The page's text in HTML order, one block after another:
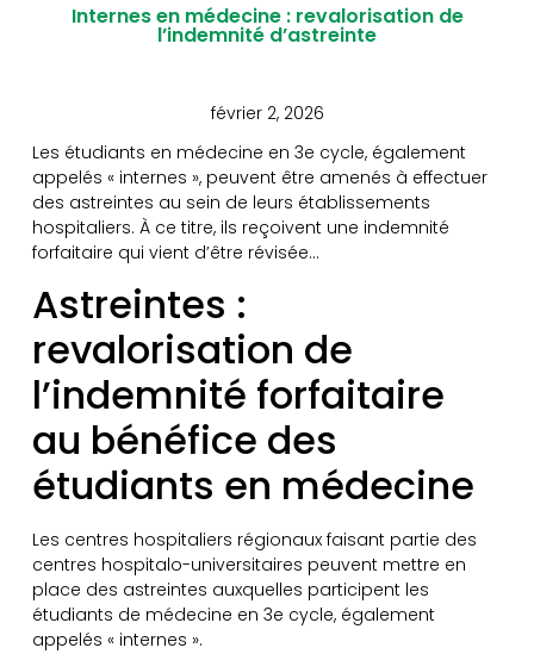
Internes en médecine : revalorisation de
l’indemnité d’astreinte
février 2, 2026
Les étudiants en médecine en 3e cycle, également
appelés « internes », peuvent être amenés à effectuer
des astreintes au sein de leurs établissements
hospitaliers. À ce titre, ils reçoivent une indemnité
forfaitaire qui vient d’être révisée…
Astreintes :
revalorisation de
l’indemnité forfaitaire
au bénéfice des
étudiants en médecine
Les centres hospitaliers régionaux faisant partie des
centres hospitalo-universitaires peuvent mettre en
place des astreintes auxquelles participent les
étudiants de médecine en 3e cycle, également
appelés « internes ».